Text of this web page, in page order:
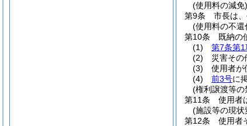
(使用料の減免)
第9条
市長は
(使用料の不還
第10条
既納の
(1)
第7条第
(2)
災害その
(3)
使用者が
(4)
前3号に
(権利譲渡等の
第11条
使用者
(施設等の現状
第12条
使用者